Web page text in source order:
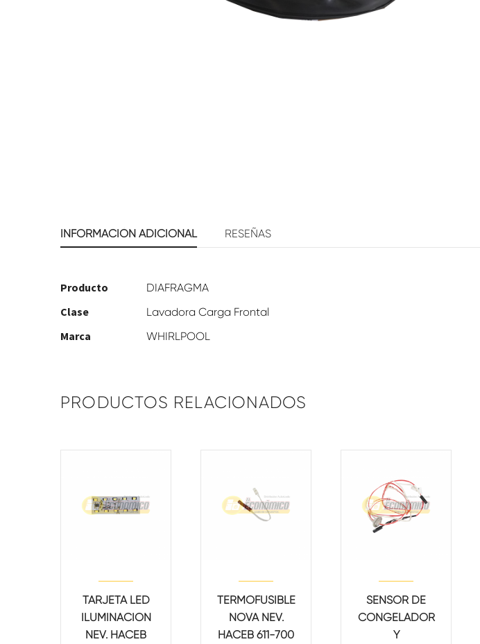
INFORMACIÓN ADICIONAL RESEÑAS
Producto DIAFRAGMA
Clase Lavadora Carga Frontal
Marca WHIRLPOOL
PRODUCTOS RELACIONADOS
TARJETA LED
ILUMINACION
NEV. HACEB
TERMOFUSIBLE
NOVA NEV.
HACEB 611-700
SENSOR DE
CONGELADOR
Y